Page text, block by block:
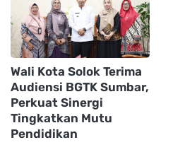
Wali Kota Solok Terima
Audiensi BGTK Sumbar,
Perkuat Sinergi
Tingkatkan Mutu
Pendidikan